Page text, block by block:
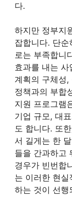
다.
하지만 정부지
잡합니다. 단순
로는 부족합니
효과를 내는 사
계획의 구체성
정책과의 부합
지원 프로그램
기업 규모, 대
도 합니다. 또
서 길게는 한
들을 간과하고
경우가 빈번합
는 이러한 현실
하는 것이 선행